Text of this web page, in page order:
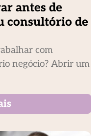
antes de
consultório de
com
negócio? Abrir um